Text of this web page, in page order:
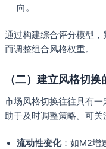
向。
通过构建综合评分模型
而调整组合风格权重。
（二）建立风格切
市场风格切换往往具有
助于及时调整策略。可关
流动性变化：如M2增